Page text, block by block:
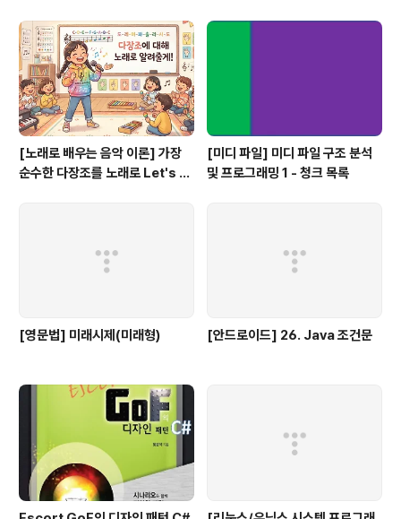
[노래로 배우는 음악 이론] 가장
순수한 다장조를 노래로 Let's G
[미디 파일] 미디 파일 구조 분석
및 프로그래밍 1 - 청크 목록
[영문법] 미래시제(미래형) [안드로이드] 26. Java 조건문